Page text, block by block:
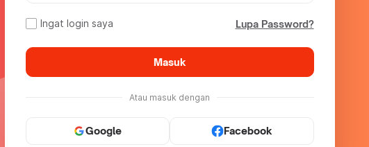
Ingat login saya Lupa Password?
Masuk
Atau masuk dengan
Google Facebook